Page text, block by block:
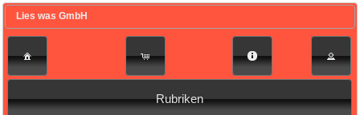
Lies was GmbH
Rubriken